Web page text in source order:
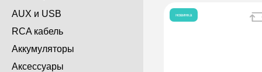
AUX и USB
RCA кабель
Аккумуляторы
Аксессуары
новинка